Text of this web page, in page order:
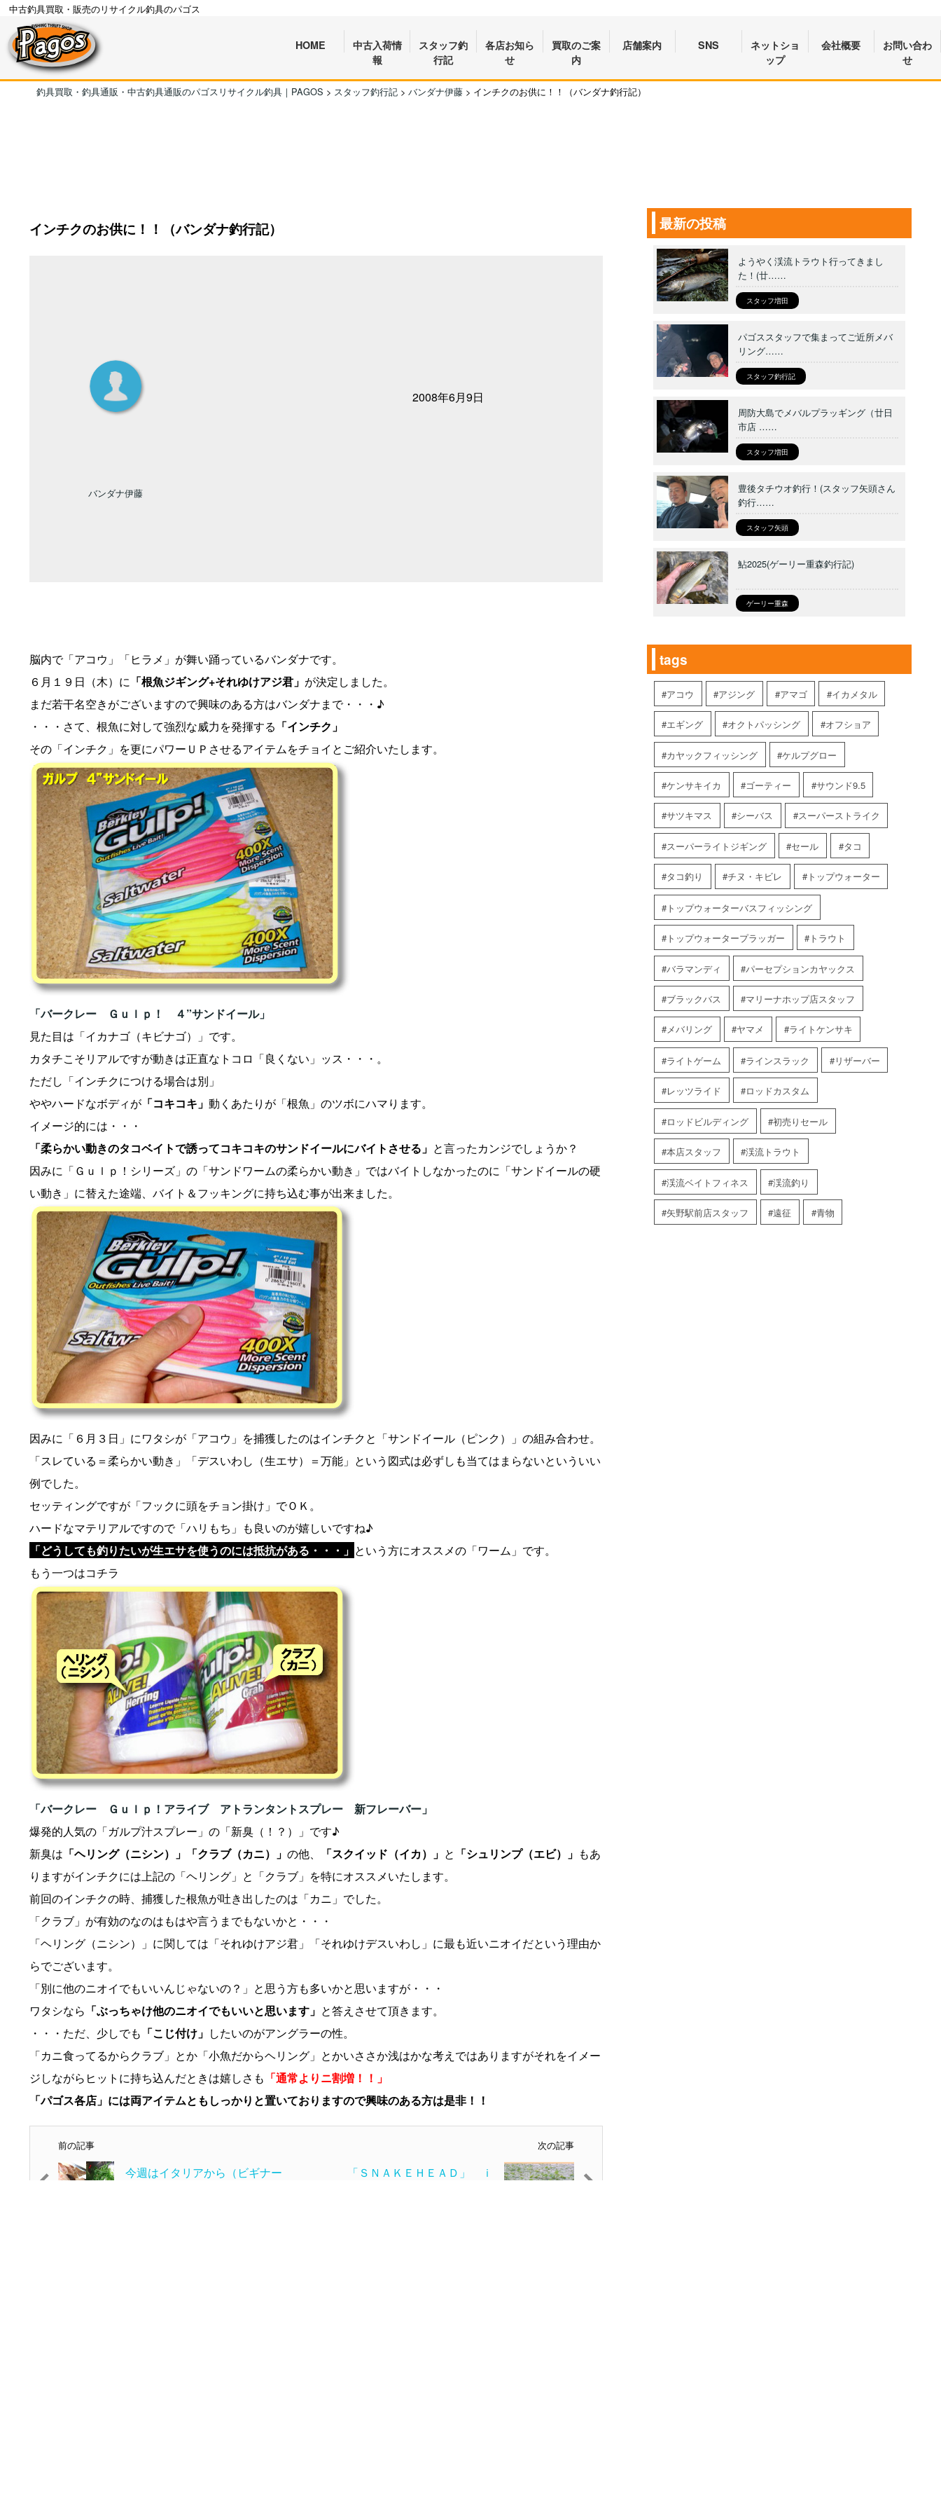
中古釣具買取・販売のリサイクル釣具のパゴス
HOME
中古入荷情
報
スタッフ釣
行記
各店お知ら
せ
買取のご案
内
店舗案内 SNS
ネットショ
ップ
会社概要
お問い合わ
せ
釣具買取・釣具通販・中古釣具通販のパゴスリサイクル釣具｜PAGOS > スタッフ釣行記 > バンダナ伊藤 > インチクのお供に！！（バンダナ釣行記）
インチクのお供に！！（バンダナ釣行記）
バンダナ伊藤
2008年6月9日
脳内で「アコウ」「ヒラメ」が舞い踊っているバンダナです。
６月１９日（木）に 「根魚ジギング+それゆけアジ君」 が決定しました。
まだ若干名空きがございますので興味のある方はバンダナまで・・・♪
・・・さて、根魚に対して強烈な威力を発揮する 「インチク」
その「インチク」を更にパワーＵＰさせるアイテムをチョイとご紹介いたします。
「バークレー Ｇｕｌｐ！ ４”サンドイール」
見た目は「イカナゴ（キビナゴ）」です。
カタチこそリアルですが動きは正直なトコロ「良くない」ッス・・・。
ただし「インチクにつける場合は別」
ややハードなボディが 「コキコキ」 動くあたりが「根魚」のツボにハマります。
イメージ的には・・・
「柔らかい動きのタコベイトで誘ってコキコキのサンドイールにバイトさせる」 と言ったカンジでしょうか？
因みに「Ｇｕｌｐ！シリーズ」の「サンドワームの柔らかい動き」ではバイトしなかったのに「サンドイールの硬
い動き」に替えた途端、バイト＆フッキングに持ち込む事が出来ました。
因みに「６月３日」にワタシが「アコウ」を捕獲したのはインチクと「サンドイール（ピンク）」の組み合わせ。
「スレている＝柔らかい動き」「デスいわし（生エサ）＝万能」という図式は必ずしも当てはまらないといういい
例でした。
セッティングですが「フックに頭をチョン掛け」でＯＫ。
ハードなマテリアルですので「ハリもち」も良いのが嬉しいですね♪
「どうしても釣りたいが生エサを使うのには抵抗がある・・・」 という方にオススメの「ワーム」です。
もう一つはコチラ
「バークレー Ｇｕｌｐ！アライブ アトランタントスプレー 新フレーバー」
爆発的人気の「ガルプ汁スプレー」の「新臭（！？）」です♪
新臭は 「ヘリング（ニシン）」「クラブ（カニ）」 の他、 「スクイッド（イカ）」 と 「シュリンプ（エビ）」 もあ
りますがインチクには上記の「ヘリング」と「クラブ」を特にオススメいたします。
前回のインチクの時、捕獲した根魚が吐き出したのは「カニ」でした。
「クラブ」が有効のなのはもはや言うまでもないかと・・・
「ヘリング（ニシン）」に関しては「それゆけアジ君」「それゆけデスいわし」に最も近いニオイだという理由か
らでございます。
「別に他のニオイでもいいんじゃないの？」と思う方も多いかと思いますが・・・
ワタシなら 「ぶっちゃけ他のニオイでもいいと思います」 と答えさせて頂きます。
・・・ただ、少しでも 「こじ付け」 したいのがアングラーの性。
「カニ食ってるからクラブ」とか「小魚だからヘリング」とかいささか浅はかな考えではありますがそれをイメー
ジしながらヒットに持ち込んだときは嬉しさも 「通常よりニ割増！！」
「パゴス各店」には両アイテムともしっかりと置いておりますので興味のある方は是非！！
前の記事
今週はイタリアから（ビギナー
次の記事
「ＳＮＡＫＥＨＥＡＤ」 ｉ
最新の投稿
ようやく渓流トラウト行ってきまし
た！(廿……
スタッフ増田
パゴススタッフで集まってご近所メバ
リング……
スタッフ釣行記
周防大島でメバルプラッギング（廿日
市店 ……
スタッフ増田
豊後タチウオ釣行！(スタッフ矢頭さん
釣行……
スタッフ矢頭
鮎2025(ゲーリー重森釣行記)
ゲーリー重森
tags
アコウ アジング アマゴ イカメタル
エギング オクトパッシング オフショア
カヤックフィッシング ケルプグロー
ケンサキイカ ゴーティー サウンド9.5
サツキマス シーバス スーパーストライク
スーパーライトジギング セール タコ
タコ釣り チヌ・キビレ トップウォーター
トップウォーターバスフィッシング
トップウォータープラッガー トラウト
バラマンディ パーセプションカヤックス
ブラックバス マリーナホップ店スタッフ
メバリング ヤマメ ライトケンサキ
ライトゲーム ラインスラック リザーバー
レッツライド ロッドカスタム
ロッドビルディング 初売りセール
本店スタッフ 渓流トラウト
渓流ベイトフィネス 渓流釣り
矢野駅前店スタッフ 遠征 青物